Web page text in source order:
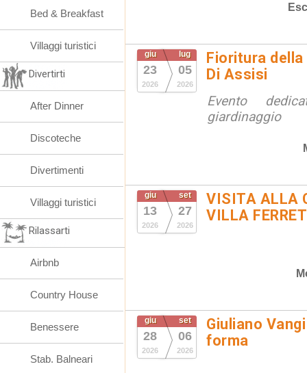
giu
23
2026
lug
05
2026
Fioritura
Di Assisi
Evento
giardinaggio
giu
13
2026
set
27
2026
VISITA ALLA
VILLA
giu
28
2026
set
06
2026
Giuliano
forma
Bed & Breakfast
Villaggi turistici
Divertirti
After Dinner
Discoteche
Divertimenti
Villaggi turistici
Rilassarti
Airbnb
Country House
Benessere
Stab. Balneari